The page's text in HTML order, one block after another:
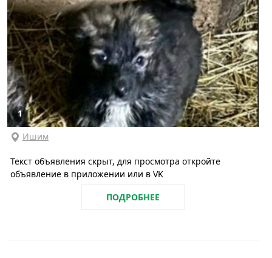
1
Ишим
Текст объявления скрыт, для просмотра откройте
объявление в приложении или в VK
ПОДРОБНЕЕ